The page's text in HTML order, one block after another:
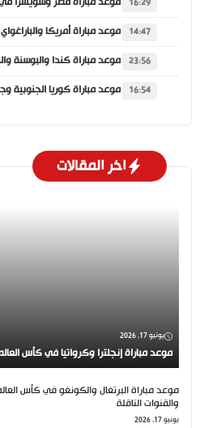
14:47
23:56
16:54
اخر المقالات
يونيو 17, 2026
موعد مباراة إنجلترا وكرواتيا في كأس العالم 2026 والقنوات الناقلة
والقنوات الناقلة
يونيو 17, 2026